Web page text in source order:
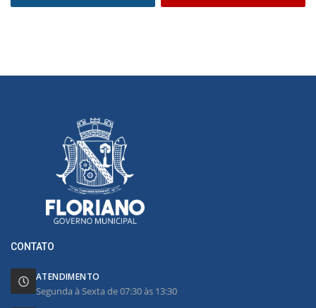
CONTATO
ATENDIMENTO
Segunda à Sexta de 07:30 às 13:30